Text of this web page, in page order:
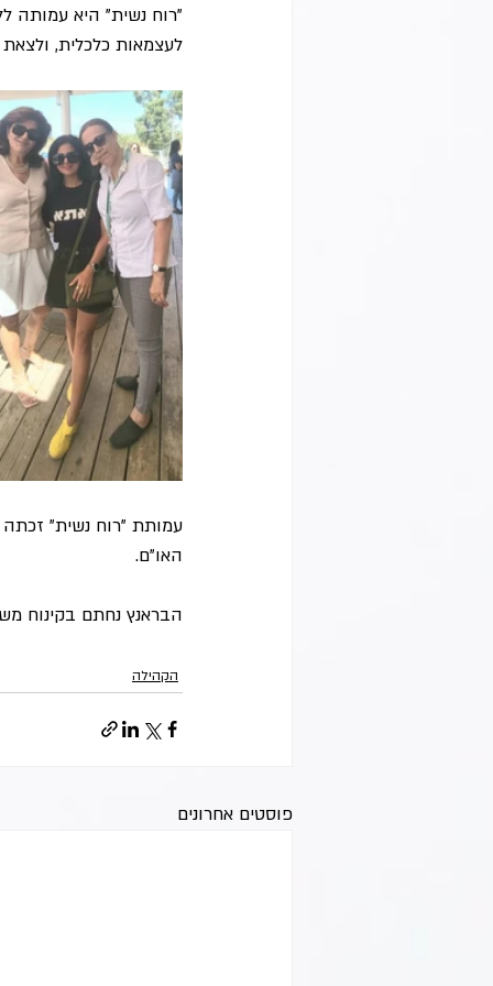
"רוח נשית" היא עמותה
לעצמאות כלכלית,
עמותת "רוח נשית"
האו"ם.
הבראנץ נחתם בקינוח
הקהילה
פוסטים אחרונים